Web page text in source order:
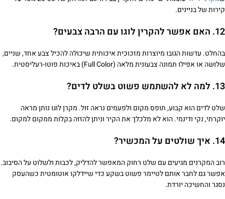
קירות של בניינים.
12. האם אפשר להקרין לוגו עם הרבה צבעים?
בהחלט. עדשות הגובו מיוצרות מזכוכית איכותית שיכולה להכיל צבע אחד, שניים,
שלושה או אפילו תמונה צבעונית מלאה (Full Color) באיכות פוטו-רעליסטית.
13. למה לא להשתמש פשוט בשלט לדים?
שלט לדים הוא קבוע, תופס מקום ולפעמים נראה זול. מקרן לוגו נותן מראה
יוקרתי, נקי ודינמי. הוא לא מלכלך את הקיר וניתן להזזה בקלות ממקום למקום.
14. איך שולטים על המכשיר?
רוב המקרנים מגיעים עם שלט רחוק המאפשר להדליק, לכבות ולשלוט על הסיבוב.
אפשר גם לחבר אותם לטיימר פשוט בשקע כדי שיידלקו אוטומטית כשהעסק
נסגר והחשיכה יורדת.